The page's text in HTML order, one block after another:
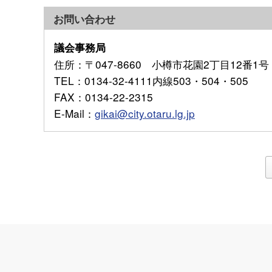
お問い合わせ
議会事務局
住所 ：〒047-8660 小樽市花園2丁目12番1号
TEL ：0134-32-4111内線503・504・505
FAX ：0134-22-2315
E-Mail ： gikai@city.otaru.lg.jp